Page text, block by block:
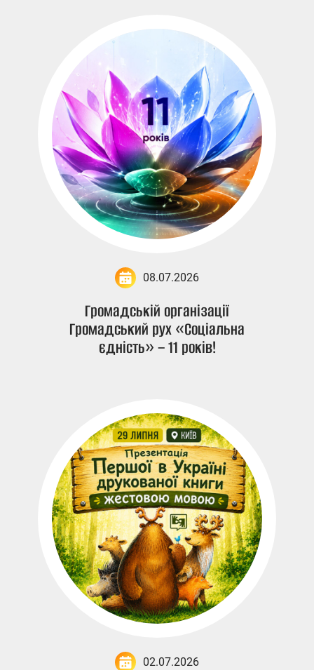
08.07.2026
Громадській організації
Громадський рух «Соціальна
єдність» – 11 років!
02.07.2026